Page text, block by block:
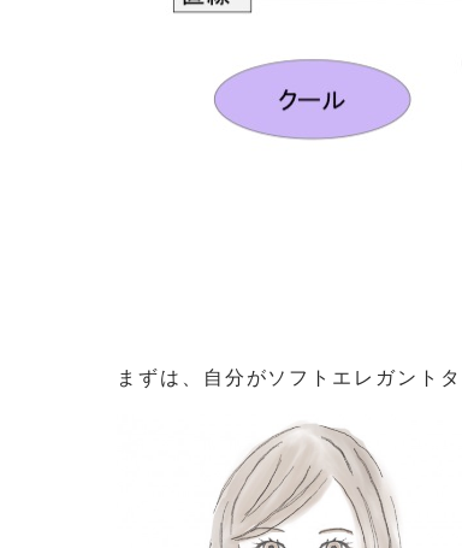
まずは、自分がソフトエレガント